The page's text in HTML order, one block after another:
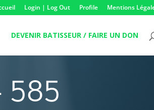
Login | Log Out Profile Mentions
DEVENIR BATISSEUR / FAIRE UN DON
585